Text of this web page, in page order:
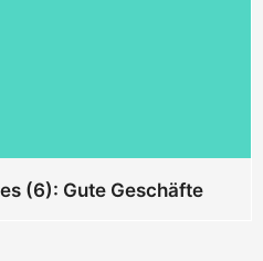
(6): Gute Geschäfte